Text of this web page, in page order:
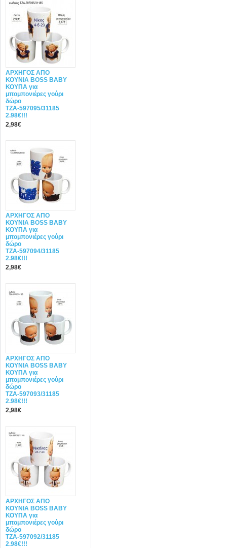
ΑΡΧΗΓΟΣ ΑΠΟ
ΚΟΥΝΙΑ BOSS BABY
ΚΟΥΠΑ για
μπομπονιέρες γούρι
δώρο
ΤΖΑ-597095/31185
2.98€!!!
2,98€
ΑΡΧΗΓΟΣ ΑΠΟ
ΚΟΥΝΙΑ BOSS BABY
ΚΟΥΠΑ για
μπομπονιέρες γούρι
δώρο
ΤΖΑ-597094/31185
2.98€!!!
2,98€
ΑΡΧΗΓΟΣ ΑΠΟ
ΚΟΥΝΙΑ BOSS BABY
ΚΟΥΠΑ για
μπομπονιέρες γούρι
δώρο
ΤΖΑ-597093/31185
2.98€!!!
2,98€
ΑΡΧΗΓΟΣ ΑΠΟ
ΚΟΥΝΙΑ BOSS BABY
ΚΟΥΠΑ για
μπομπονιέρες γούρι
δώρο
ΤΖΑ-597092/31185
2.98€!!!